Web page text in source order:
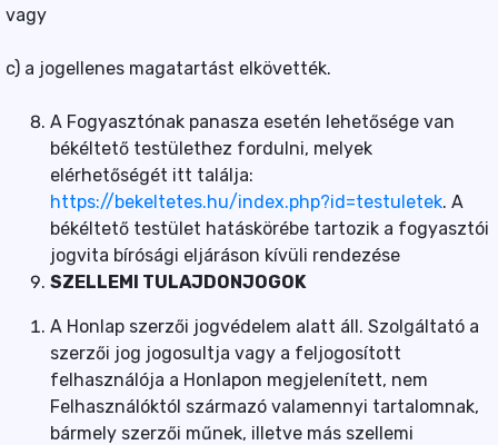
vagy
c) a jogellenes magatartást elkövették.
A Fogyasztónak panasza esetén lehetősége van
békéltető testülethez fordulni, melyek
elérhetőségét itt találja:
https://bekeltetes.hu/index.php?id=testuletek. A
békéltető testület hatáskörébe tartozik a fogyasztói
jogvita bírósági eljáráson kívüli rendezése
SZELLEMI TULAJDONJOGOK
A Honlap szerzői jogvédelem alatt áll. Szolgáltató a
szerzői jog jogosultja vagy a feljogosított
felhasználója a Honlapon megjelenített, nem
Felhasználóktól származó valamennyi tartalomnak,
bármely szerzői műnek, illetve más szellemi